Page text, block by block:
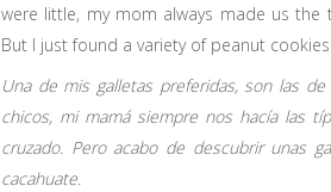
were little, my mom always made us
But I just found a variety of peanut
Una de mis galletas preferidas, son las
chicos, mi mamá siempre nos hacía las
cruzado. Pero acabo de descubrir unas
cacahuate.